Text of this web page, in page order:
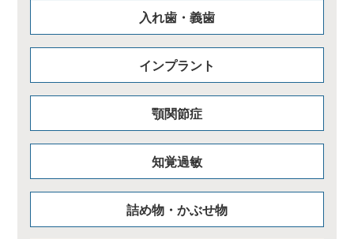
入れ歯・義歯
インプラント
顎関節症
知覚過敏
詰め物・かぶせ物